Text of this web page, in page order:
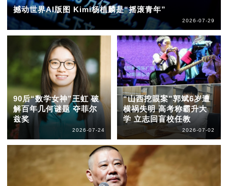
撼动世界AI版图 Kimi杨植麟是“摇滚青年”
2026-07-29
90后“数学女神”王虹 破
解百年几何谜题 夺菲尔
兹奖
2026-07-24
“山西挖眼案”郭斌6岁遭
横祸失明 高考称霸升大
学 立志回盲校任教
2026-07-02